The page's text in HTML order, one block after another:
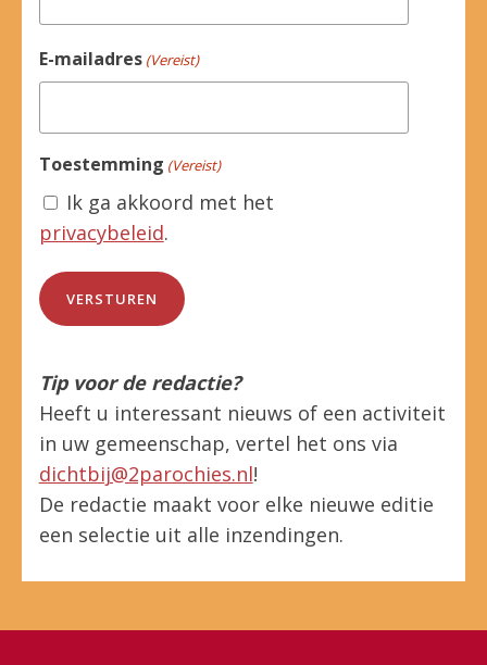
E-mailadres (Vereist)
Toestemming (Vereist)
Ik ga akkoord met het
privacybeleid.
Tip voor de redactie?
Heeft u interessant nieuws of een activiteit
in uw gemeenschap, vertel het ons via
dichtbij@2parochies.nl!
De redactie maakt voor elke nieuwe editie
een selectie uit alle inzendingen.